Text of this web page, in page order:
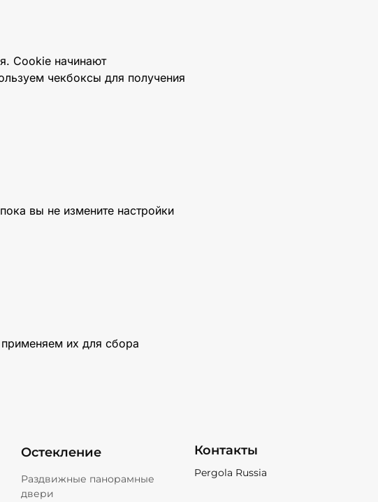
Cookie начинают
чекбоксы для получения
вы не измените настройки
их для сбора
Остекление
Раздвижные панорамные
двери
Контакты
Pergola Russia